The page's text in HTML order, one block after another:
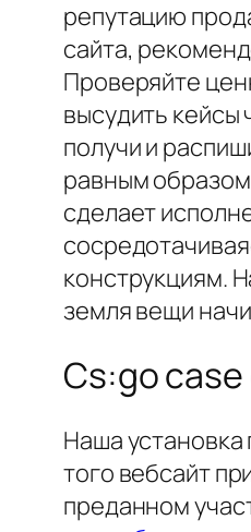
репутацию
сайта,
Проверяйте
высудить кейсы
получи и
равным
сделает
конструкциям.
земля вещи
Cs:go
Наша
того вебсайт
преданном